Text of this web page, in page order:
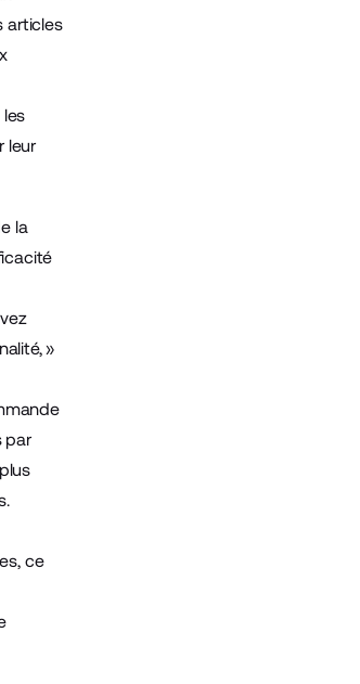
articles
leur
la
»
par
ce